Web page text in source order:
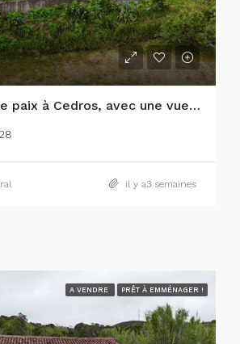
Votre havre de paix à Cedros, avec une vue panoramique sur l’Atlantique et les îles de São Jorge et de Graciosa !
il y a3 semaines
A VENDRE PRÊT À EMMÉNAGER !